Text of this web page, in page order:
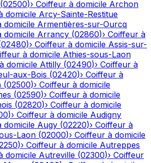
(02500)› Coiffeur à domicile Archon
domicile Arcy-Sainte-Restitue
domicile Armentières-sur-Ourcq
domicile Arrancy (02860)› Coiffeur à
02480)› Coiffeur à domicile Assis-sur-
à domicile Athies-sous-Laon
domicile Attilly (02490)› Coiffeur à
aux-Bois (02420)› Coiffeur à
(02500)› Coiffeur à domicile
(02590)› Coiffeur à domicile
(02820)› Coiffeur à domicile
)› Coiffeur à domicile Audigny
domicile Augy (02220)› Coiffeur à
Laon (02000)› Coiffeur à domicile
)› Coiffeur à domicile Autreppes
domicile Autreville (02300)› Coiffeur